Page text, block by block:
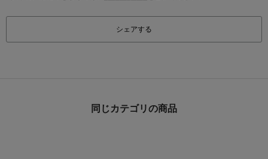
シェアする
同じカテゴリの商品